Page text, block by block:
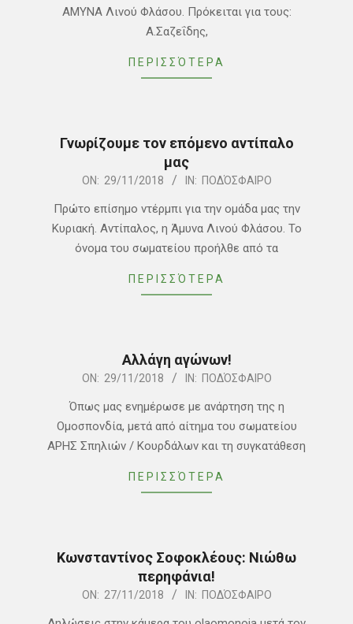
ΑΜΥΝΑ Λινού Φλάσου. Πρόκειται για τους:
Α.Σαζεΐδης,
ΠΕΡΙΣΣΌΤΕΡΑ
Γνωρίζουμε τον επόμενο αντίπαλο
μας
ON: 29/11/2018 IN: ΠΟΔΌΣΦΑΙΡΟ
Πρώτο επίσημο ντέρμπι για την ομάδα μας την
Κυριακή. Αντίπαλος, η Άμυνα Λινού Φλάσου. Το
όνομα του σωματείου προήλθε από τα
ΠΕΡΙΣΣΌΤΕΡΑ
Αλλάγη αγώνων!
ON: 29/11/2018 IN: ΠΟΔΌΣΦΑΙΡΟ
Όπως μας ενημέρωσε με ανάρτηση της η
Ομοσπονδία, μετά από αίτημα του σωματείου
ΑΡΗΣ Σπηλιών / Κουρδάλων και τη συγκατάθεση
ΠΕΡΙΣΣΌΤΕΡΑ
Κωνσταντίνος Σοφοκλέους: Νιώθω
περηφάνια!
ON: 27/11/2018 IN: ΠΟΔΌΣΦΑΙΡΟ